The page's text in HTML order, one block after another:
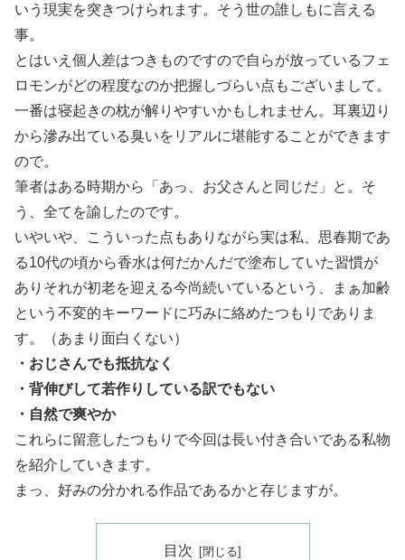
いう現実を突きつけられます。そう世の誰しもに言える
事。
とはいえ個人差はつきものですので自らが放っているフェ
ロモンがどの程度なのか把握しづらい点もございまして。
一番は寝起きの枕が解りやすいかもしれません。耳裏辺り
から滲み出ている臭いをリアルに堪能することができます
ので。
筆者はある時期から「あっ、お父さんと同じだ」と。そ
う、全てを諭したのです。
いやいや、こういった点もありながら実は私、思春期であ
る10代の頃から香水は何だかんだで塗布していた習慣が
ありそれが初老を迎える今尚続いているという、まぁ加齢
という不変的キーワードに巧みに絡めたつもりでありま
す。（あまり面白くない）
・おじさんでも抵抗なく
・背伸びして若作りしている訳でもない
・自然で爽やか
これらに留意したつもりで今回は長い付き合いである私物
を紹介していきます。
まっ、好みの分かれる作品であるかと存じますが。
目次